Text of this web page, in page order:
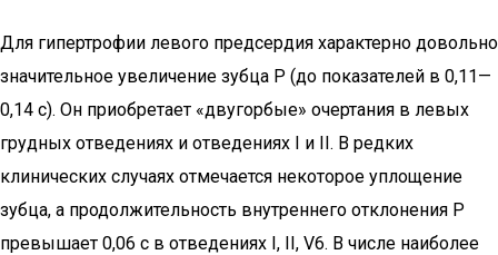
Для гипертрофии левого предсердия характерно довольно
значительное увеличение зубца Р (до показателей в 0,11—
0,14 с). Он приобретает «двугорбые» очертания в левых
грудных отведениях и отведениях I и II. В редких
клинических случаях отмечается некоторое уплощение
зубца, а продолжительность внутреннего отклонения Р
превышает 0,06 с в отведениях I, II, V6. В числе наиболее